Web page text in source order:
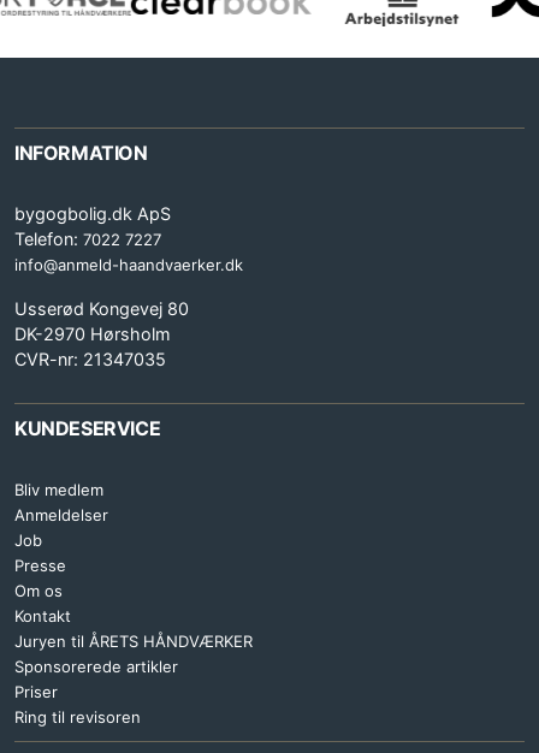
INFORMATION
bygogbolig.dk ApS
Telefon: 7022 7227
info@anmeld-haandvaerker.dk
Usserød Kongevej 80
DK-2970 Hørsholm
CVR-nr: 21347035
KUNDESERVICE
Bliv medlem
Anmeldelser
Job
Presse
Om os
Kontakt
Juryen til ÅRETS HÅNDVÆRKER
Sponsorerede artikler
Priser
Ring til revisoren